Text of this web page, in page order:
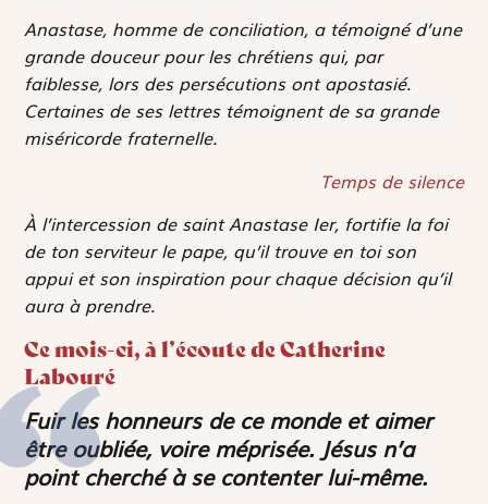
Anastase, homme de conciliation, a témoigné d’une
grande douceur pour les chrétiens qui, par
faiblesse, lors des persécutions ont apostasié.
Certaines de ses lettres témoignent de sa grande
miséricorde fraternelle.
Temps de silence
À l’intercession de saint Anastase Ier, fortifie la foi
de ton serviteur le pape, qu’il trouve en toi son
appui et son inspiration pour chaque décision qu’il
aura à prendre.
Ce mois-ci, à l’écoute de Catherine
Labouré
Fuir les honneurs de ce monde et aimer
être oubliée, voire méprisée. Jésus n’a
point cherché à se contenter lui-même.